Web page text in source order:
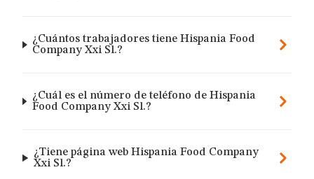
¿Cuántos trabajadores tiene Hispania Food
Company Xxi Sl.?
¿Cuál es el número de teléfono de Hispania
Food Company Xxi Sl.?
¿Tiene página web Hispania Food Company
Xxi Sl.?